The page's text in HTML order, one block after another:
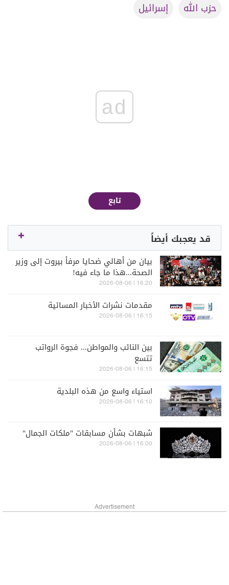
حزب الله إسرائيل
ad
تابع
قد يعجبك أيضاً
بيان من أهالي ضحايا مرفأ بيروت إلى وزير
الصحة...هذا ما جاء فيه!
16:20 | 2026-08-06
مقدمات نشرات الأخبار المسائية
16:15 | 2026-08-06
بين النائب والمواطن... فجوة الرواتب
تتسع
16:15 | 2026-08-06
استياء واسع من هذه البلدية
16:10 | 2026-08-06
شبهات بشأن مسابقات "ملكات الجمال"
16:00 | 2026-08-06
Advertisement